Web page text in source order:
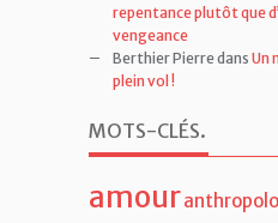
repentance plutôt que
vengeance
Berthier Pierredans Un
plein vol !
MOTS-CLÉS.
amour